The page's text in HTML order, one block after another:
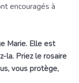
encouragés à
Marie. Elle est
la. Priez le rosaire
vous protège,